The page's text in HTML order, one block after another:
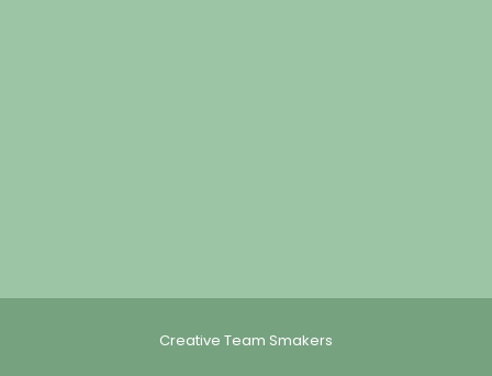
Creative Team Smakers